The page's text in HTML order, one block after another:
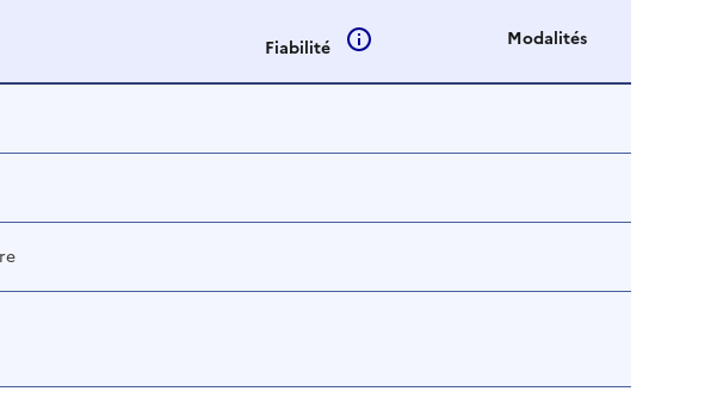
Fiabilité Modalités